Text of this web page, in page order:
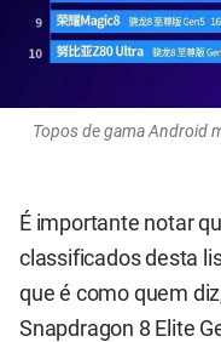
Topos de gama Android
É importante notar
classificados desta
que é como quem
Snapdragon 8 Elite